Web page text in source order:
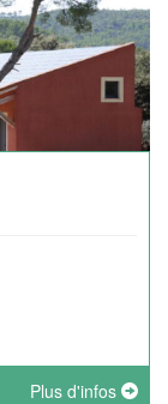
Plus d'infos